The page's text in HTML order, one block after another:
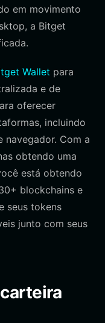
em movimento
a Bitget
Wallet para
e de
oferecer
incluindo
navegador. Com a
obtendo uma
está obtendo
blockchains e
seus tokens
junto com seus